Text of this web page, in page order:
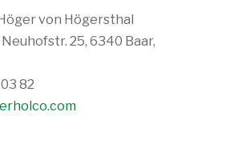
von Högersthal
Neuhofstr. 25, 6340 Baar,
82